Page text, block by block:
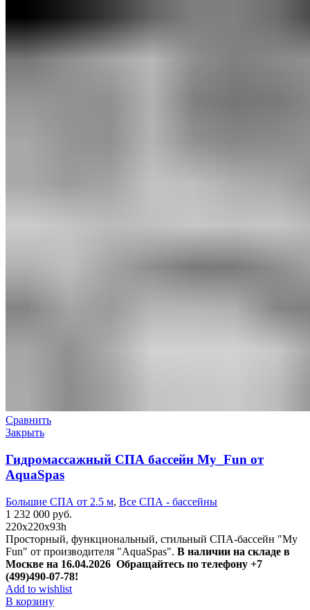
Сравнить
Закрыть
Гидромассажный СПА бассейн My_Fun от
AquaSpas
Большие СПА от 2.5 м, Все СПА - бассейны
1 232 000 руб.
220х220х93h
Просторный, функциональный, стильный СПА-бассейн "My
Fun" от производителя "AquaSpas". В наличии на складе в
Москве на 16.04.2026 Обращайтесь по телефону +7
(499)490-07-78!
Add to wishlist
В корзину